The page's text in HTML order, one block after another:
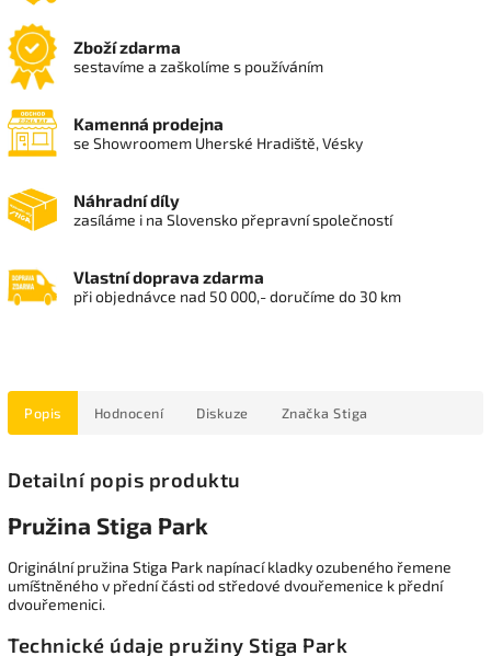
Zboží zdarma
sestavíme a zaškolíme s používáním
Kamenná prodejna
se Showroomem Uherské Hradiště, Vésky
Náhradní díly
zasíláme i na Slovensko přepravní společností
Vlastní doprava zdarma
při objednávce nad 50 000,- doručíme do 30 km
Popis Hodnocení Diskuze Značka Stiga
Detailní popis produktu
Pružina Stiga Park
Originální pružina Stiga Park napínací kladky ozubeného řemene
umíštněného v přední části od středové dvouřemenice k přední
dvouřemenici.
Technické údaje pružiny Stiga Park